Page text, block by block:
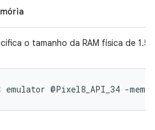
o tamanho da RAM física de
emulator @Pixel8_API_34 -